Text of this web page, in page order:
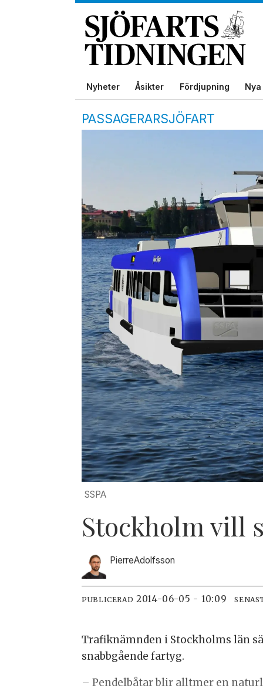
Nyheter Åsikter Fördjupning
PASSAGERARSJÖFART
SSPA
Stockholm vill
PierreAdolfsson
PUBLICERAD 2014-06-05 - 10:09
Trafiknämnden i Stockholms län
snabbgående fartyg.
– Pendelbåtar blir alltmer en